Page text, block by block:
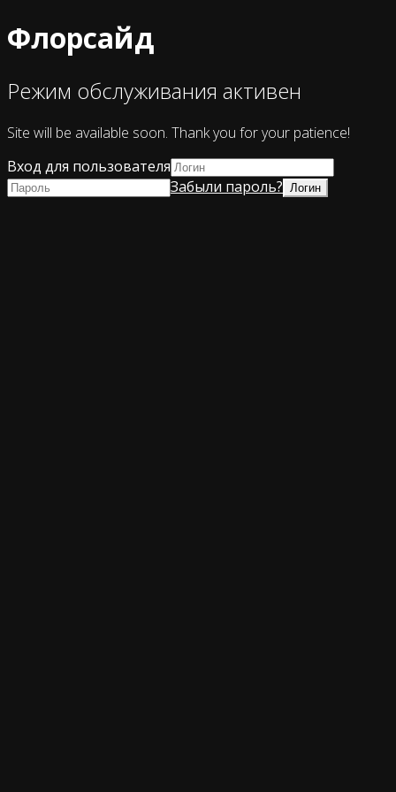
Флорсайд
Режим обслуживания активен
Site will be available soon. Thank you for your patience!
Вход для пользователя
Забыли пароль?